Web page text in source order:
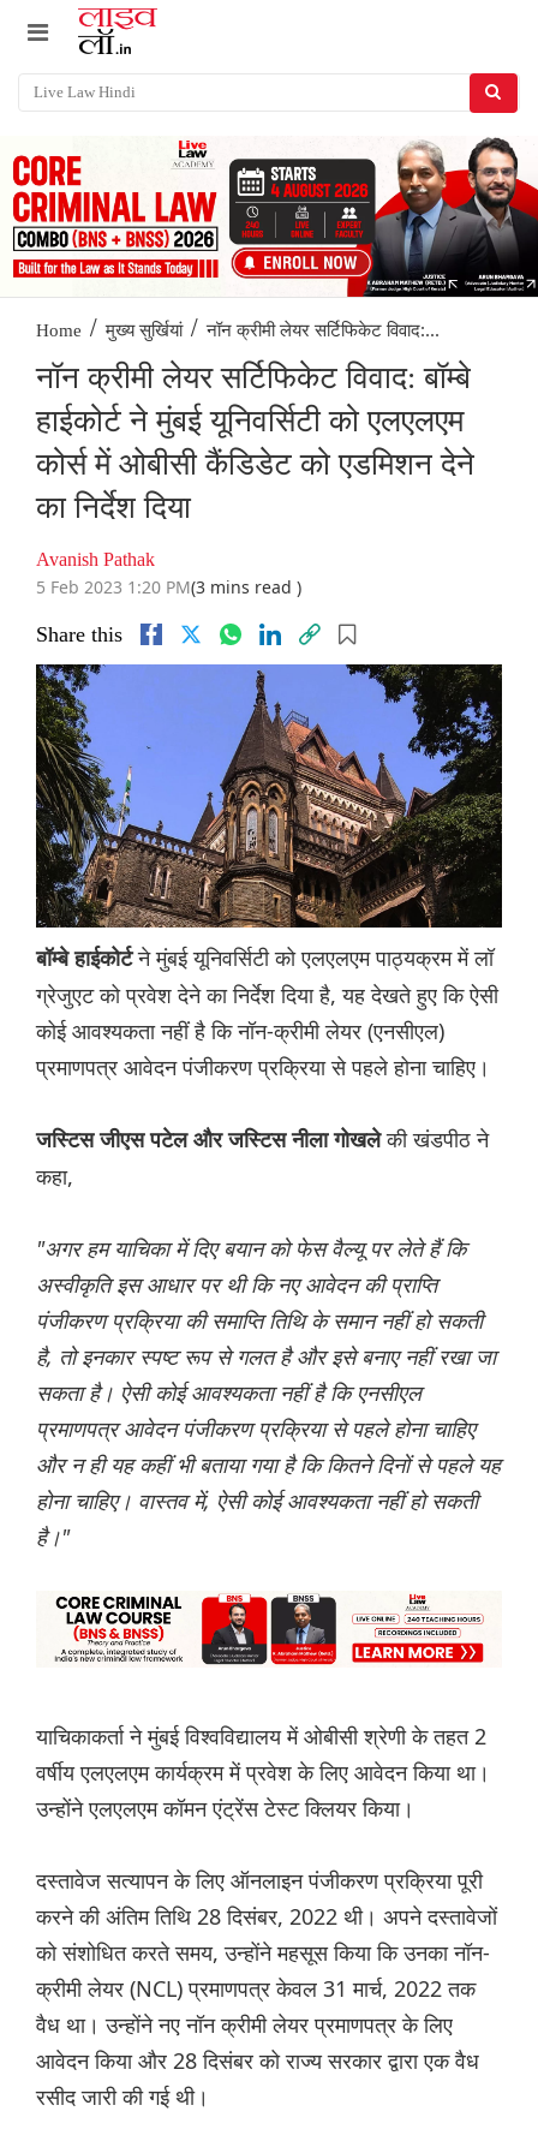
Home / मुख्य सुर्खियां / नॉन क्रीमी लेयर सर्टिफिकेट विवाद:...
नॉन क्रीमी लेयर सर्टिफिकेट विवाद: बॉम्बे
हाईकोर्ट ने मुंबई यूनिवर्सिटी को एलएलएम
कोर्स में ओबीसी कैंडिडेट को एडमिशन देने
का निर्देश दिया
Avanish Pathak
5 Feb 2023 1:20 PM(3 mins read )
Share this
बॉम्बे हाईकोर्टने मुंबई यूनिवर्सिटी को एलएलएम पाठ्यक्रम में लॉ
ग्रेजुएट को प्रवेश देने का निर्देश दिया है, यह देखते हुए कि ऐसी
कोई आवश्यकता नहीं है कि नॉन-क्रीमी लेयर (एनसीएल)
प्रमाणपत्र आवेदन पंजीकरण प्रक्रिया से पहले होना चाहिए।
जस्टिस जीएस पटेल और ज‌स्टिस नीला गोखलेकी खंडपीठ ने
कहा,
"अगर हम याचिका में दिए बयान को फेस वैल्यू पर लेते हैं कि
अस्वीकृति इस आधार पर थी कि नए आवेदन की प्राप्ति
पंजीकरण प्रक्रिया की समाप्ति तिथि के समान नहीं हो सकती
है, तो इनकार स्पष्ट रूप से गलत है और इसे बनाए नहीं रखा जा
सकता है। ऐसी कोई आवश्यकता नहीं है कि एनसीएल
प्रमाणपत्र आवेदन पंजीकरण प्रक्रिया से पहले होना चाहिए
और न ही यह कहीं भी बताया गया है कि कितने दिनों से पहले यह
होना चाहिए। वास्तव में, ऐसी कोई आवश्यकता नहीं हो सकती
है।"
याचिकाकर्ता ने मुंबई विश्वविद्यालय में ओबीसी श्रेणी के तहत 2
वर्षीय एलएलएम कार्यक्रम में प्रवेश के लिए आवेदन किया था।
उन्होंने एलएलएम कॉमन एंट्रेंस टेस्ट क्लियर किया।
दस्तावेज सत्यापन के लिए ऑनलाइन पंजीकरण प्रक्रिया पूरी
करने की अंतिम तिथि 28 दिसंबर, 2022 थी। अपने दस्तावेजों
को संशोधित करते समय, उन्होंने महसूस किया कि उनका नॉन-
क्रीमी लेयर (NCL) प्रमाणपत्र केवल 31 मार्च, 2022 तक
वैध था। उन्होंने नए नॉन क्रीमी लेयर प्रमाणपत्र के लिए
आवेदन किया और 28 दिसंबर को राज्य सरकार द्वारा एक वैध
रसीद जारी की गई थी।